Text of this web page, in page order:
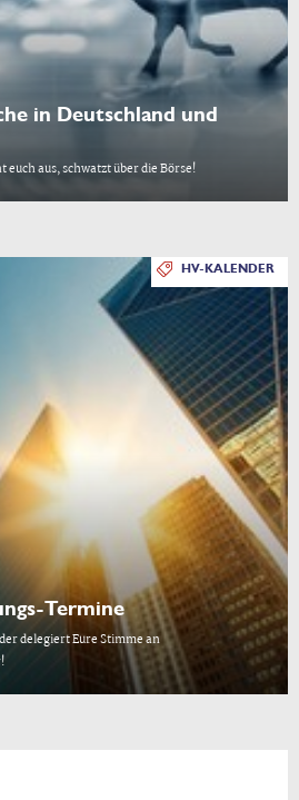
in Deutschland und
aus, schwatzt über die Börse!
HV-KALENDER
Termine
delegiert Eure Stimme an